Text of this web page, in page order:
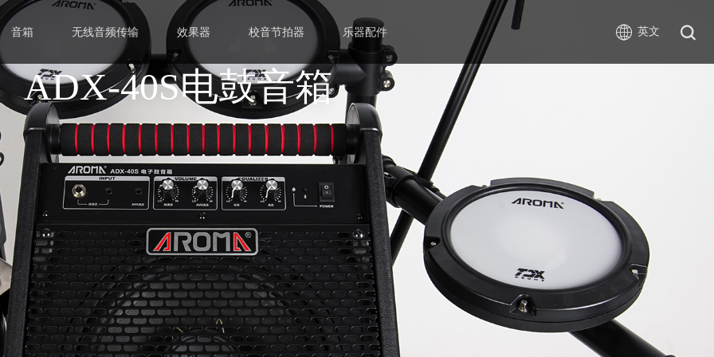
ADX-40S电鼓音箱
音箱 无线音频传输 效果器 校音节拍器 乐器配件 英文